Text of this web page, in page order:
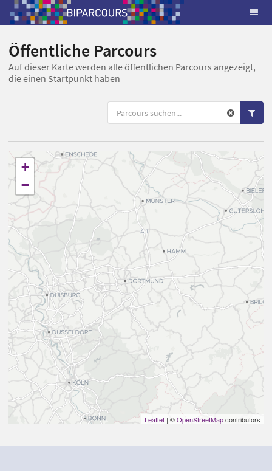
Öffentliche Parcours
Auf dieser Karte werden alle öffentlichen Parcours angezeigt,
die einen Startpunkt haben
+
−
Leaflet | ©OpenStreetMapcontributors